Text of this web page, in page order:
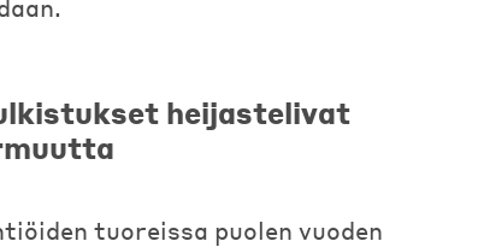
heijastelivat
tuoreissa puolen vuoden